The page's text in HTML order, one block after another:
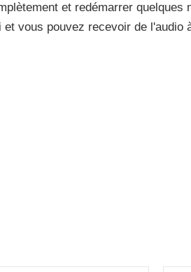
et redémarrer quelques
et vous pouvez recevoir de l'audio